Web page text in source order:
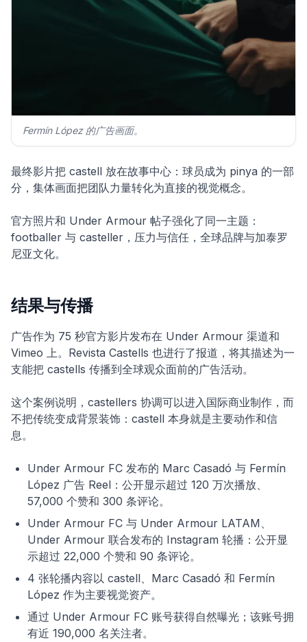
Fermín López 的广告画面。
最终影片把 castell 放在故事中心：球员成为 pinya 的一部
分，集体画面把团队力量转化为直接的视觉概念。
官方照片和 Under Armour 帖子强化了同一主题：
footballer 与 casteller，压力与信任，全球品牌与加泰罗
尼亚文化。
结果与传播
广告作为 75 秒官方影片发布在 Under Armour 渠道和
Vimeo 上。Revista Castells 也进行了报道，将其描述为一
支能把 castells 传播到全球观众面前的广告活动。
这个案例说明，castellers 协调可以进入国际商业制作，而
不把传统变成背景装饰：castell 本身就是主要动作和信
息。
Under Armour FC 发布的 Marc Casadó 与 Fermín
López 广告 Reel：公开显示超过 120 万次播放、
57,000 个赞和 300 条评论。
Under Armour FC 与 Under Armour LATAM、
Under Armour 联合发布的 Instagram 轮播：公开显
示超过 22,000 个赞和 90 条评论。
4 张轮播内容以 castell、Marc Casadó 和 Fermín
López 作为主要视觉资产。
通过 Under Armour FC 账号获得自然曝光；该账号拥
有近 190,000 名关注者。